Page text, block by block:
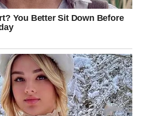
ćete početi da osećate više
Shvatićete da je vaša snaga upravo
svojim vrednostima.
za Vagu
poruku Vagama: vaša strpljivost